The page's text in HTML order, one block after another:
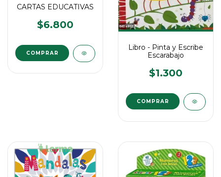
CARTAS EDUCATIVAS
$6.800
COMPRAR
Libro - Pinta y Escribe
Escarabajo
$1.300